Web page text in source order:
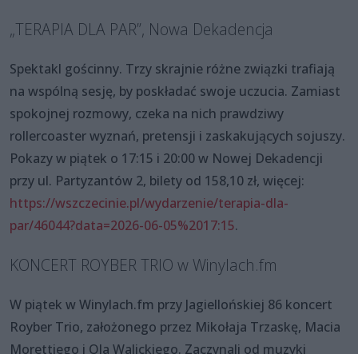
„TERAPIA DLA PAR”, Nowa Dekadencja
Spektakl gościnny. Trzy skrajnie różne związki trafiają
na wspólną sesję, by poskładać swoje uczucia. Zamiast
spokojnej rozmowy, czeka na nich prawdziwy
rollercoaster wyznań, pretensji i zaskakujących sojuszy.
Pokazy w piątek o 17:15 i 20:00 w Nowej Dekadencji
przy ul. Partyzantów 2, bilety od 158,10 zł, więcej:
https://wszczecinie.pl/wydarzenie/terapia-dla-
par/46044?data=2026-06-05%2017:15.
KONCERT ROYBER TRIO w Winylach.fm
W piątek w Winylach.fm przy Jagiellońskiej 86 koncert
Royber Trio, założonego przez Mikołaja Trzaskę, Macia
Morettiego i Ola Walickiego. Zaczynali od muzyki